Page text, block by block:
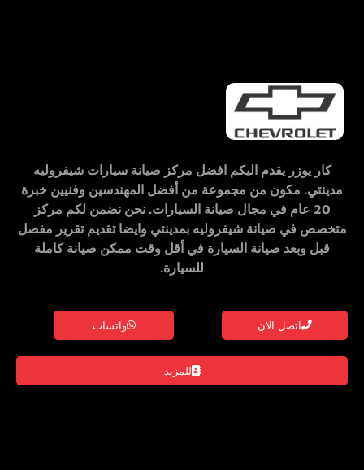
كار يوزر يقدم اليكم افضل مركز صيانة سيارات شيفروليه
مدينتي. مكون من مجموعة من أفضل المهندسين وفنيين خبرة
20 عام في مجال صيانة السيارات. نحن نضمن لكم
مركز
متخصص في صيانة شيفروليه بمدينتي وايضا تقديم تقرير مفصل
قبل وبعد صيانة السيارة في أقل وقت ممكن صيانة كاملة
للسيارة.
اتصل الان واتساب
للمزيد